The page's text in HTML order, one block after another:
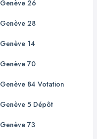
Genève 26
Genève 28
Genève 14
Genève 70
Genève 84 Votation
Genève 5 Dépôt
Genève 73